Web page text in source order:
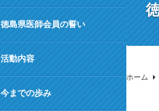
ホーム
徳島県医師会員の誓い
活動内容
今までの歩み